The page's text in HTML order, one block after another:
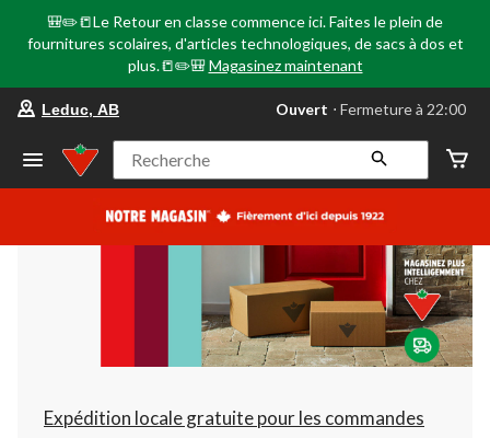
🎒✏️📒Le Retour en classe commence ici. Faites le plein de
fournitures scolaires, d'articles technologiques, de sacs à dos et
plus.📒✏️🎒 Magasinez maintenant
votre
préféré
Leduc,
AB,
courament
Fermeture
à
22:00
cliquer
pour
changer
Leduc, AB Ouvert ⋅ Fermeture à 22:00
Recherche
Expédition locale gratuite pour les commandes